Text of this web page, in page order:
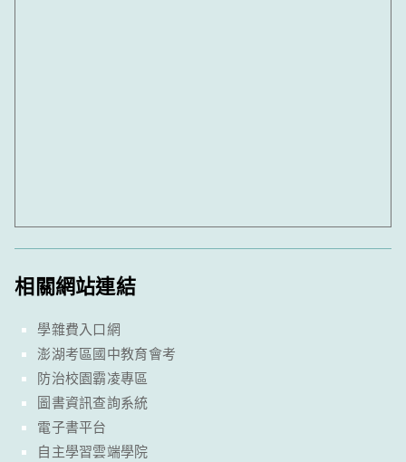
相關網站連結
學雜費入口網
澎湖考區國中教育會考
防治校園霸凌專區
圖書資訊查詢系統
電子書平台
自主學習雲端學院